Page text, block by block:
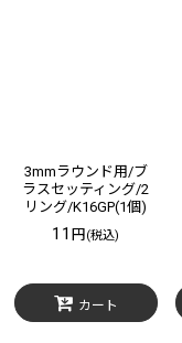
3mmラウンド用/ブ
ラスセッティング/2
リング/K16GP(1個)
11円 (税込)
カート